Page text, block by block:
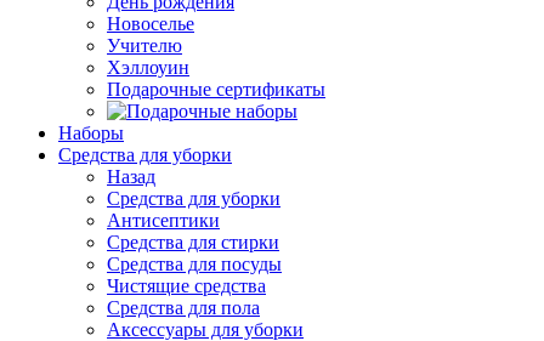
Новоселье
Учителю
Хэллоуин
Подарочные сертификаты
Наборы
Средства для уборки
Назад
Средства для уборки
Антисептики
Средства для стирки
Средства для посуды
Чистящие средства
Средства для пола
Аксессуары для уборки